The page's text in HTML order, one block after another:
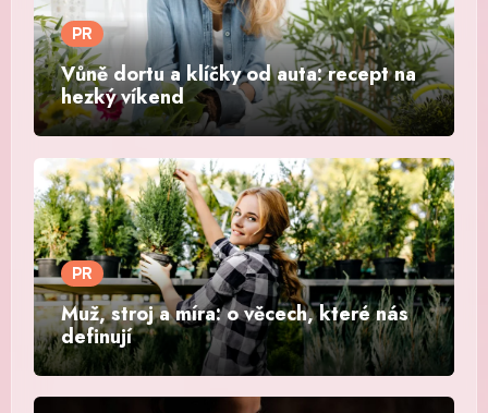
PR
Vůně dortu a klíčky od auta: recept na
hezký víkend
PR
Muž, stroj a míra: o věcech, které nás
definují